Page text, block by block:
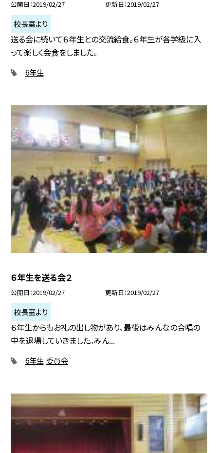
公開日 2019/02/27 更新日 2019/02/27
校長室より
送る会に続いて６年生との交流給食。６年生が各学級に入
って楽しく会食をしました。
6年生
６年生を送る会２
公開日 2019/02/27 更新日 2019/02/27
校長室より
６年生からもお礼の出し物があり、最後はみんなの合唱の
中を退場していきました。みん...
6年生 委員会